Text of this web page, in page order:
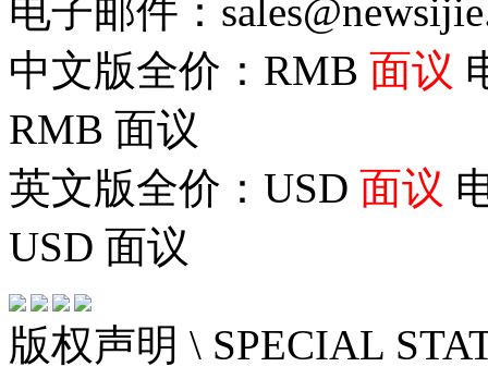
电子邮件：
中文版全价：RMB 面议
RMB 面议
英文版全价：USD 面议
USD 面议
版权声明 \ SPECIAL